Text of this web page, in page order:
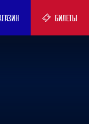
БИЛЕТЫ